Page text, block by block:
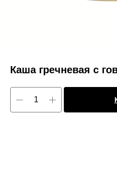
Каша гречневая с